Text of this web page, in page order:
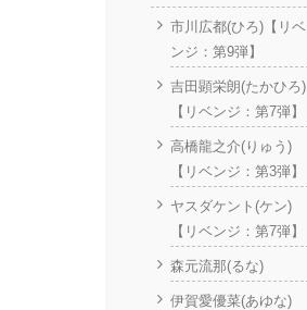
市川広都(ひろ)【リベ
ンジ：第9弾】
吉田顕栄朗(たかひろ)
【リベンジ：第7弾】
高橋龍之介(りゅう)
【リベンジ：第3弾】
ヤスダケント(ケン)
【リベンジ：第7弾】
森元流那(るな)
伊賀愛優菜(あゆな)